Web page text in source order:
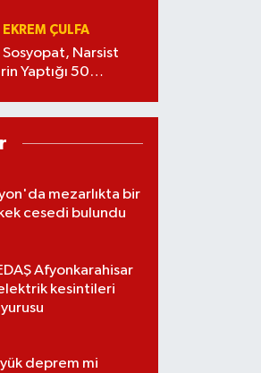
EKREM ÇULFA
Sosyopat, Narsist
Yaptığı 50
mezarlıkta bir
cesedi bulundu
Afyonkarahisar
kesintileri
deprem mi